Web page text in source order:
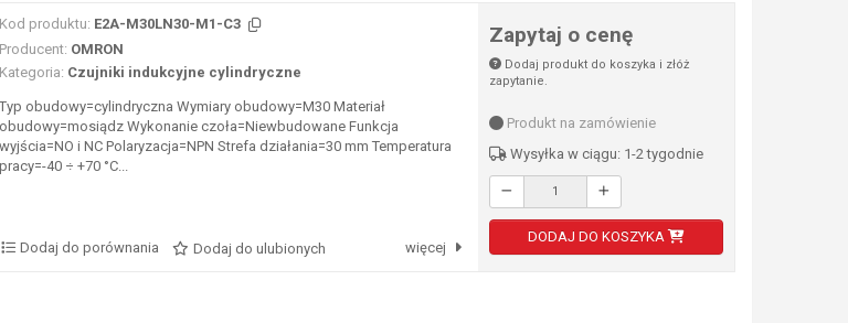
Kod produktu: E2A-M30LN30-M1-C3
Producent: OMRON
Kategoria: Czujniki indukcyjne cylindryczne
Typ obudowy=cylindryczna Wymiary obudowy=M30 Materiał
obudowy=mosiądz Wykonanie czoła=Niewbudowane Funkcja
wyjścia=NO i NC Polaryzacja=NPN Strefa działania=30 mm Temperatura
pracy=-40 ÷ +70 °C...
Dodaj do porównania Dodaj do ulubionych więcej
Zapytaj o cenę
Dodaj produkt do koszyka i złóż
zapytanie.
Produkt na zamówienie
Wysyłka w ciągu: 1-2 tygodnie
DODAJ DO KOSZYKA